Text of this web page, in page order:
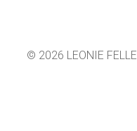
© 2026 LEONIE FELLE